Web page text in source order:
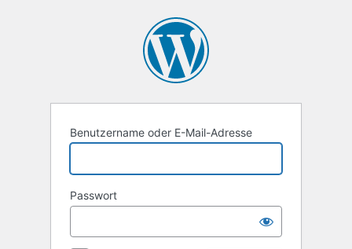
Benutzername oder E-Mail-Adresse
Passwort